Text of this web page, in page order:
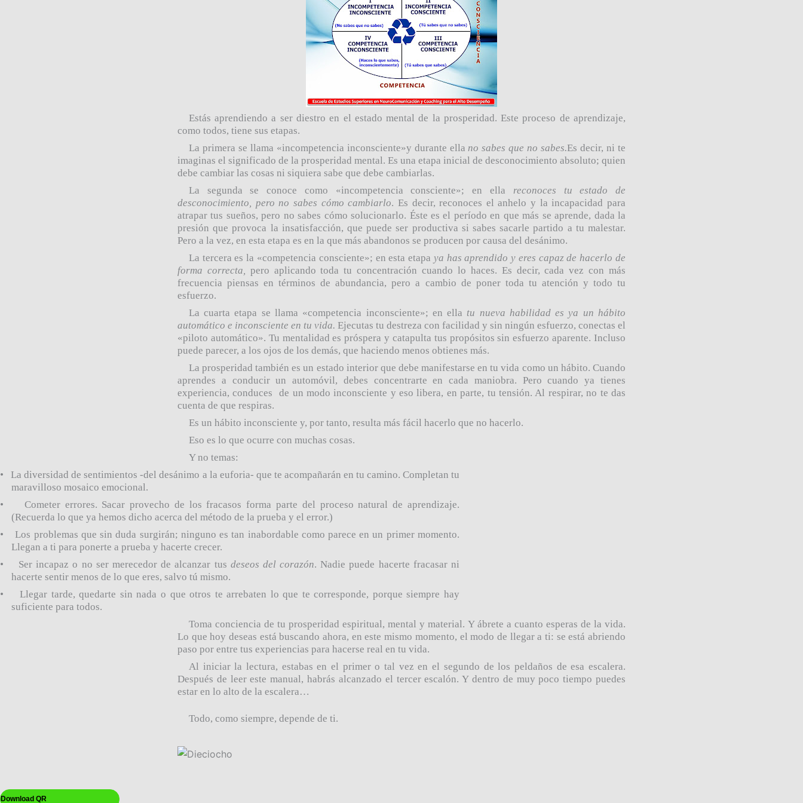
Estás aprendiendo a ser diestro en el estado mental de la prosperidad. Este proceso de aprendizaje,
como todos, tiene sus etapas.
La primera se llama «incompetencia inconsciente»y durante ellano sabes que no sabes.Es decir, ni te
imaginas el significado de la prosperidad mental. Es una etapa inicial de desconocimiento absoluto; quien
debe cambiar las cosas ni siquiera sabe que debe cambiarlas.
La segunda se conoce como «incompetencia consciente»; en ella reconoces tu estado de
desconocimiento, pero no sabes cómo cambiarlo. Es decir, reconoces el anhelo y la incapacidad para
atrapar tus sueños, pero no sabes cómo solucionarlo. Éste es el período en que más se aprende, dada la
presión que provoca la insatisfacción, que puede ser productiva si sabes sacarle partido a tu malestar.
Pero a la vez, en esta etapa es en la que más abandonos se producen por causa del desánimo.
La tercera es la «competencia consciente»; en esta etapa ya has aprendido y eres capaz de hacerlo de
forma correcta, pero aplicando toda tu concentración cuando lo haces. Es decir, cada vez con más
frecuencia piensas en términos de abundancia, pero a cambio de poner toda tu atención y todo tu
esfuerzo.
La cuarta etapa se llama «competencia inconsciente»; en ella tu nueva habilidad es ya un hábito
automático e inconsciente en tu vida. Ejecutas tu destreza con facilidad y sin ningún esfuerzo, conectas el
«piloto automático». Tu mentalidad es próspera y catapulta tus propósitos sin esfuerzo aparente. Incluso
puede parecer, a los ojos de los demás, que haciendo menos obtienes más.
La prosperidad también es un estado interior que debe manifestarse en tu vida como un hábito. Cuando
aprendes a conducir un automóvil, debes concentrarte en cada maniobra. Pero cuando ya tienes
experiencia, conduces de un modo inconsciente y eso libera, en parte, tu tensión. Al respirar, no te das
cuenta de que respiras.
Es un hábito inconsciente y, por tanto, resulta más fácil hacerlo que no hacerlo.
Eso es lo que ocurre con muchas cosas.
Y no temas:
•
La diversidad de sentimientos -del desánimo a la euforia- que te acompañarán en tu camino. Completan tu
maravilloso mosaico emocional.
•
Cometer errores. Sacar provecho de los fracasos forma parte del proceso natural de aprendizaje.
(Recuerda lo que ya hemos dicho acerca del método de la prueba y el error.)
•
Los problemas que sin duda surgirán; ninguno es tan inabordable como parece en un primer momento.
Llegan a ti para ponerte a prueba y hacerte crecer.
•
Ser incapaz o no ser merecedor de alcanzar tus deseos del corazón. Nadie puede hacerte fracasar ni
hacerte sentir menos de lo que eres, salvo tú mismo.
•
Llegar tarde, quedarte sin nada o que otros te arrebaten lo que te corresponde, porque siempre hay
suficiente para todos.
Toma conciencia de tu prosperidad espiritual, mental y material. Y ábrete a cuanto esperas de la vida.
Lo que hoy deseas está buscando ahora, en este mismo momento, el modo de llegar a ti: se está abriendo
paso por entre tus experiencias para hacerse real en tu vida.
Al iniciar la lectura, estabas en el primer o tal vez en el segundo de los peldaños de esa escalera.
Después de leer este manual, habrás alcanzado el tercer escalón. Y dentro de muy poco tiempo puedes
estar en lo alto de la escalera…
Todo, como siempre, depende de ti.
Download QR